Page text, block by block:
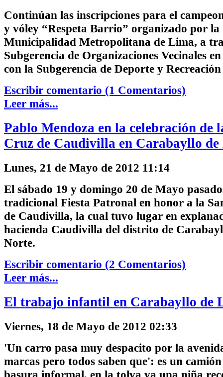
Continúan las inscripciones para el
y vóley “Respeta Barrio” organizado por la
Municipalidad Metropolitana de Lima, a
Subgerencia de Organizaciones Vecinales
con la Subgerencia de Deporte y
Escribir comentario (1 Comentarios)
Leer más...
Pablo Mendoza en la celebración de
Cruz de Caudivilla en Carabayllo
Lunes, 21 de Mayo de 2012 11:14
El sábado 19 y domingo 20 de Mayo
tradicional Fiesta Patronal en honor a la
de Caudivilla, la cual tuvo lugar en
hacienda Caudivilla del distrito de
Norte.
Escribir comentario (2 Comentarios)
Leer más...
El trabajo infantil en Carabayllo de
Viernes, 18 de Mayo de 2012 02:33
'Un carro pasa muy despacito por la
marcas pero todos saben que': es un